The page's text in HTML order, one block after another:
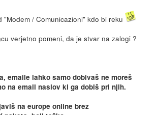
"Modem / Comunicazioni" kdo bi reku
verjetno pomeni, da je stvar na zalogi ?
emaile lahko samo dobivaš ne moreš
na email naslov ki ga dobiš pri njih.
na europe online brez